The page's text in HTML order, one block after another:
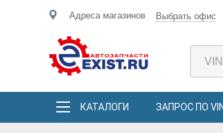
Адреса магазинов Выбрать офис
КАТАЛОГИ ЗАПРОС ПО VIN